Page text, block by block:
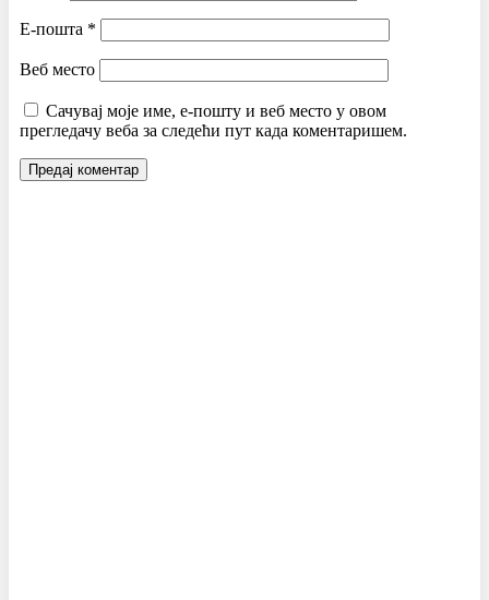
Е-пошта *
Веб место
Сачувај моје име, е-пошту и веб место у овом
прегледачу веба за следећи пут када коментаришем.